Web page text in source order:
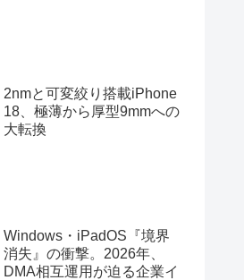
2nmと可変絞り搭載iPhone
18、極薄から厚型9mmへの
大転換
Windows・iPadOS『境界
消失』の衝撃。2026年、
DMA相互運用が迫る企業イ